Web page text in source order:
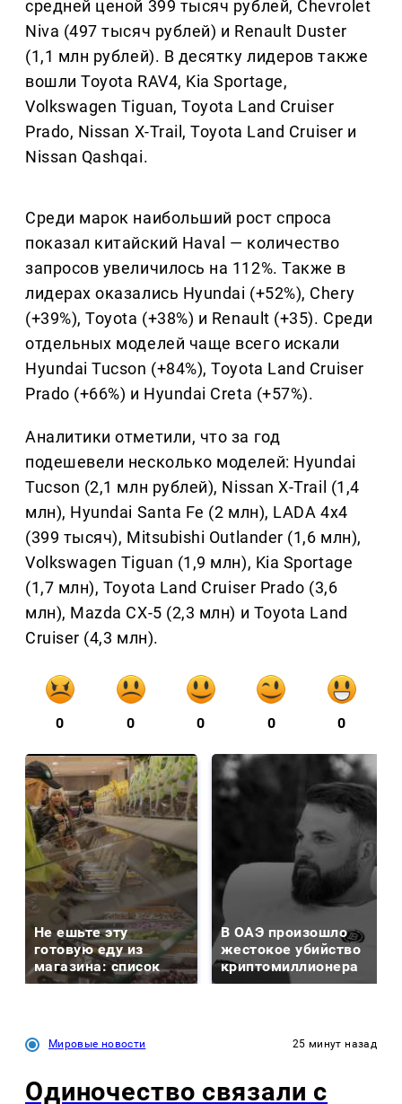
средней ценой 399 тысяч рублей, Chevrolet
Niva (497 тысяч рублей) и Renault Duster
(1,1 млн рублей). В десятку лидеров также
вошли Toyota RAV4, Kia Sportage,
Volkswagen Tiguan, Toyota Land Cruiser
Prado, Nissan X-Trail, Toyota Land Cruiser и
Nissan Qashqai.
Среди марок наибольший рост спроса
показал китайский Haval — количество
запросов увеличилось на 112%. Также в
лидерах оказались Hyundai (+52%), Chery
(+39%), Toyota (+38%) и Renault (+35). Среди
отдельных моделей чаще всего искали
Hyundai Tucson (+84%), Toyota Land Cruiser
Prado (+66%) и Hyundai Creta (+57%).
Аналитики отметили, что за год
подешевели несколько моделей: Hyundai
Tucson (2,1 млн рублей), Nissan X-Trail (1,4
млн), Hyundai Santa Fe (2 млн), LADA 4x4
(399 тысяч), Mitsubishi Outlander (1,6 млн),
Volkswagen Tiguan (1,9 млн), Kia Sportage
(1,7 млн), Toyota Land Cruiser Prado (3,6
млн), Mazda CX-5 (2,3 млн) и Toyota Land
Cruiser (4,3 млн).
0 0 0 0 0
Не ешьте эту
готовую еду из
магазина: список
В ОАЭ произошло
жестокое убийство
криптомиллионера
Мировые новости 25 минут назад
Одиночество связали с